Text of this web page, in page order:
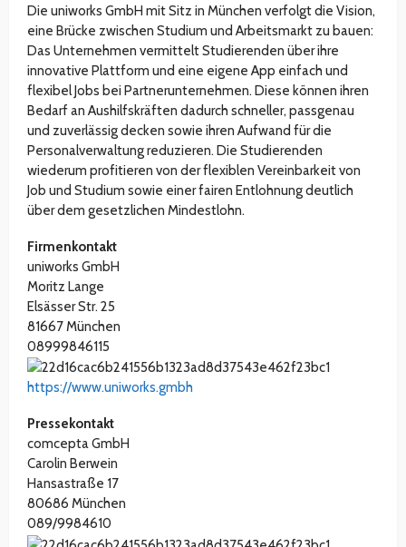
Die uniworks GmbH mit Sitz in München verfolgt die Vision,
eine Brücke zwischen Studium und Arbeitsmarkt zu bauen:
Das Unternehmen vermittelt Studierenden über ihre
innovative Plattform und eine eigene App einfach und
flexibel Jobs bei Partnerunternehmen. Diese können ihren
Bedarf an Aushilfskräften dadurch schneller, passgenau
und zuverlässig decken sowie ihren Aufwand für die
Personalverwaltung reduzieren. Die Studierenden
wiederum profitieren von der flexiblen Vereinbarkeit von
Job und Studium sowie einer fairen Entlohnung deutlich
über dem gesetzlichen Mindestlohn.
Firmenkontakt
uniworks GmbH
Moritz Lange
Elsässer Str. 25
81667 München
08999846115
https://www.uniworks.gmbh
Pressekontakt
comcepta GmbH
Carolin Berwein
Hansastraße 17
80686 München
089/9984610